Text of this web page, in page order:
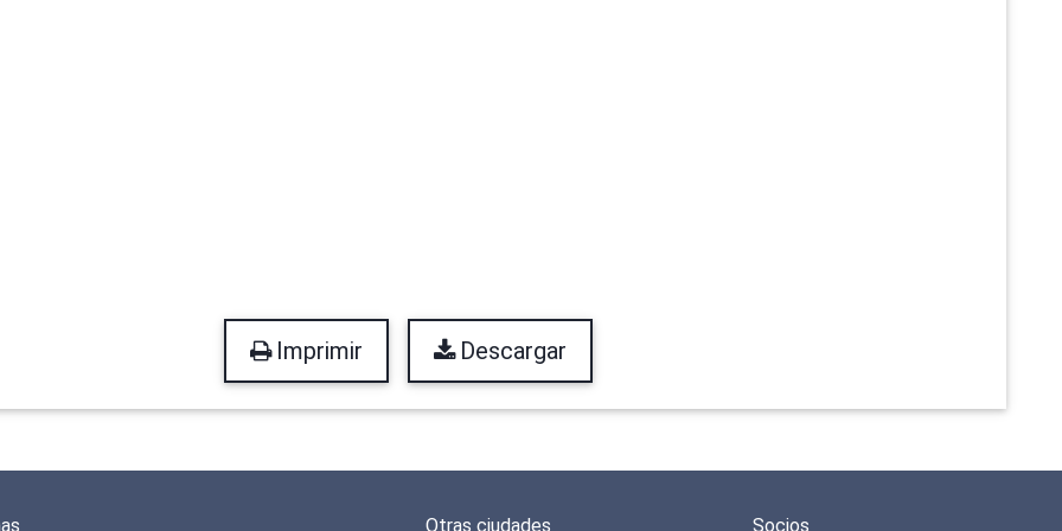
Imprimir Descargar
Otras ciudades Socios